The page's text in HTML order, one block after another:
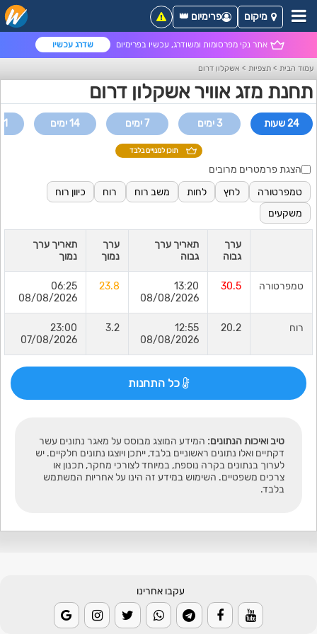
אתר נקי מפרסומות ומשודרג, עכשיו בפרימיום שדרג עכשיו
מיקום פרימיום 👑
עמוד הבית > תצפיות > אשקלון דרום
תחנת מזג אוויר אשקלון דרום
24 שעות 3 ימים 7 ימים 14 ימים 21
תוכן למנויים בלבד
הצגת פרמטרים מרובים
טמפרטורה
לחץ לחות משב רוח רוח
כיוון רוח
משקעים
ערך
גבוה
תאריך ערך
גבוה
ערך
נמוך
תאריך ערך
נמוך
טמפרטורה 30.5
13:20
08/08/2026
23.8
06:25
08/08/2026
רוח 20.2
12:55
08/08/2026
3.2
23:00
07/08/2026
כל התחנות
טיב ואיכות הנתונים: המידע המוצג מבוסס על מאגר נתונים עשר
דקתיים ואלו נתונים ראשוניים בלבד, ייתכן ויוצגו נתונים חלקיים. יש
לערוך בנתונים בקרה נוספת, במיוחד לצורכי מחקר, תכנון או
צרכים משפטיים. השימוש במידע זה הינו על אחריות המשתמש
בלבד.
עקבו אחרינו